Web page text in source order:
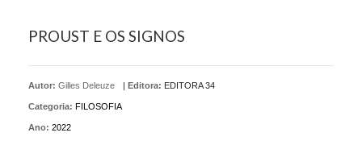
PROUST E OS SIGNOS
Autor: Gilles Deleuze | Editora: EDITORA 34
Categoria: FILOSOFIA
Ano: 2022